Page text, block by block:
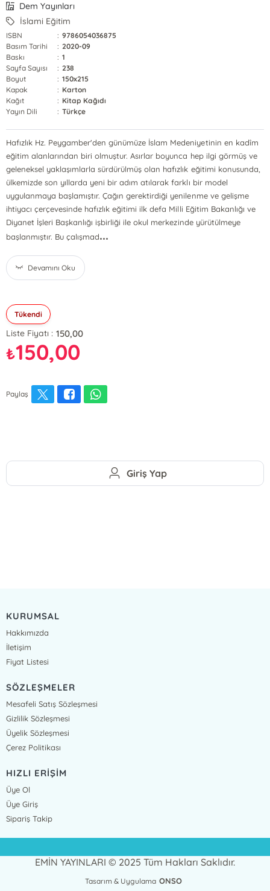
Dem Yayınları
İslami Eğitim
ISBN : 9786054036875
Basım Tarihi
: 2020-09
Baskı
: 1
Sayfa Sayısı
: 238
Boyut
: 150x215
Kapak
: Karton
Kağıt
: Kitap Kağıdı
Yayın Dili
: Türkçe
Hafızlık Hz. Peygamber'den günümüze İslam Medeniyetinin en kadîm
eğitim alanlarından biri olmuştur. Asırlar boyunca hep ilgi görmüş ve
geleneksel yaklaşımlarla sürdürülmüş olan hafızlık eğitimi konusunda,
ülkemizde son yıllarda yeni bir adım atılarak farklı bir model
uygulanmaya başlamıştır. Çağın gerektirdiği yenilenme ve gelişme
ihtiyacı çerçevesinde hafızlık eğitimi ilk defa Milli Eğitim Bakanlığı ve
Diyanet İşleri Başkanlığı işbirliği ile okul merkezinde yürütülmeye
başlanmıştır. Bu çalışmad...
Devamını Oku
Tükendi
Liste Fiyatı : 150,00
₺150,00
Paylaş
Giriş Yap
KURUMSAL
Hakkımızda
İletişim
Fiyat Listesi
SÖZLEŞMELER
Mesafeli Satış Sözleşmesi
Gizlilik Sözleşmesi
Üyelik Sözleşmesi
Çerez Politikası
HIZLI ERİŞİM
Üye Ol
Üye Giriş
Sipariş Takip
EMİN YAYINLARI © 2025 Tüm Hakları Saklıdır.
Tasarım & Uygulama ONSO